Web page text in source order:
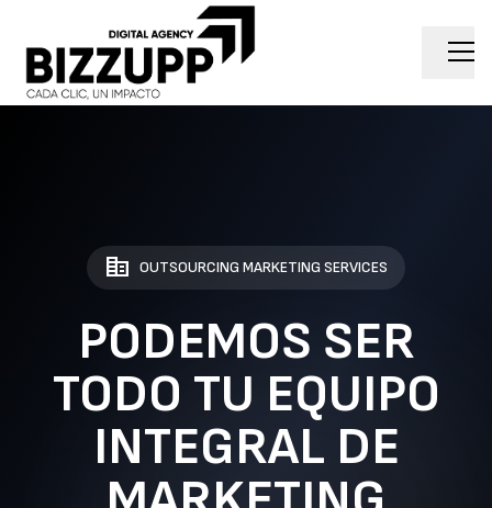
corporate_fare OUTSOURCING MARKETING SERVICES
PODEMOS SER
TODO TU EQUIPO
INTEGRAL DE